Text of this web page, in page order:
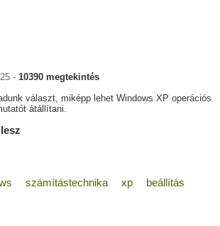
- 10390 megtekintés
választ, miképp lehet Windows XP operációs
átállítani.
számítástechnika xp beállítás